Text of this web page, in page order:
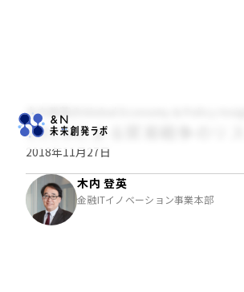
木内登英のGlobal Economy & Policy
OECDによる貿易戦争のリ
2018年11月27日
木内 登英
金融ITイノベーション事業本部